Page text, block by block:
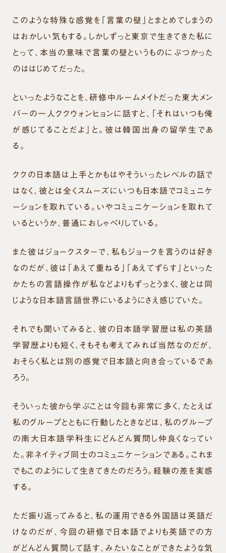
このような特殊な感覚を「言葉の壁」とまとめてしまうの
はおかしい気もする。しかしずっと東京で生きてきた私に
とって、本当の意味で言葉の壁というものにぶつかった
のははじめてだった。
といったようなことを、研修中ルームメイトだった東大メン
バーの一人ククウォンヒョンに話すと、「それはいつも俺
が感じてることだよ」と。彼は韓国出身の留学生であ
る。
ククの日本語は上手とかもはやそういったレベルの話で
はなく、彼とは全くスムーズにいつも日本語でコミュニケ
ーションを取れている。いやコミュニケーションを取れて
いるというか、普通におしゃべりしている。
また彼はジョークスターで、私もジョークを言うのは好き
なのだが、彼は「あえて重ねる」「あえてずらす」といった
かたちの言語操作が私などよりもずっとうまく、彼とは同
じような日本語言語世界にいるようにさえ感じていた。
それでも聞いてみると、彼の日本語学習歴は私の英語
学習歴よりも短く、そもそも考えてみれば当然なのだが、
おそらく私とは別の感覚で日本語と向き合っているであ
ろう。
そういった彼から学ぶことは今回も非常に多く、たとえば
私のグループとともに行動したときなどは、私のグループ
の南大日本語学科生にどんどん質問し仲良くなってい
た。非ネイティブ同士のコミュニケーションである。これま
でもこのようにして生きてきたのだろう。経験の差を実感
する。
ただ振り返ってみると、私の運用できる外国語は英語だ
けなのだが、今回の研修で日本語でよりも英語での方
がどんどん質問して話す、みたいなことができたような気